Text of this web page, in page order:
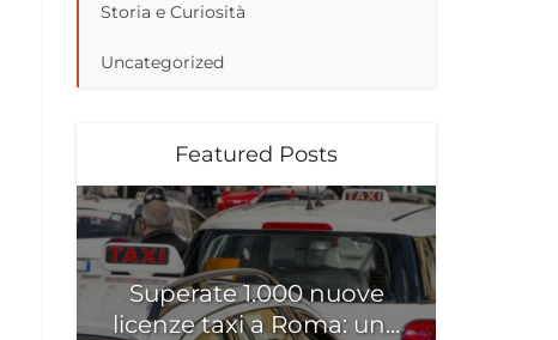
Storia e Curiosità
Uncategorized
Featured Posts
Superate 1.000 nuove
licenze taxi a Roma: un...